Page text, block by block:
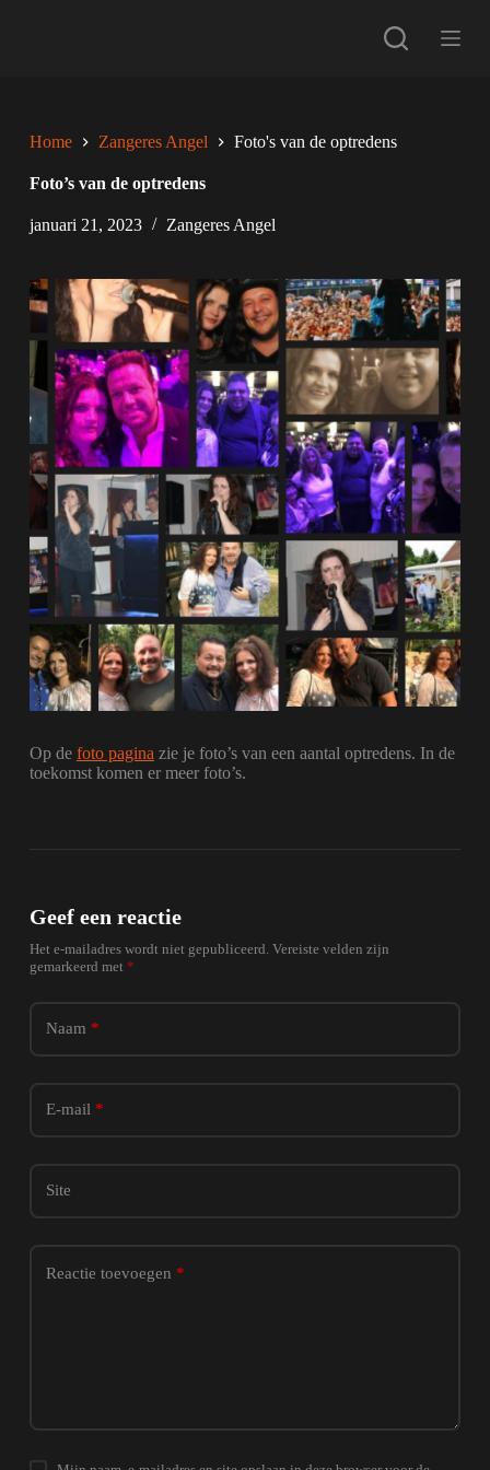
d
o
d
Home Zangeres Angel Foto's van de optredens
Foto’s van de optredens
januari 21, 2023 Zangeres Angel
Op de foto pagina zie je foto’s van een aantal optredens. In de
toekomst komen er meer foto’s.
Geef een reactie
Het e-mailadres wordt niet gepubliceerd. Vereiste velden zijn
gemarkeerd met *
Naam *
E-mail *
Site
Reactie toevoegen *